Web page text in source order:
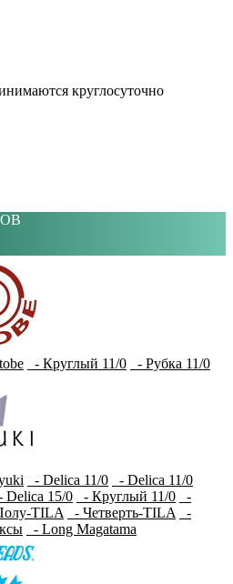
круглосуточно
- Круглый 11/0 - Рубка 11/0
- Delica 11/0
- Delica 11/0
Delica 15/0 - Круглый 11/0
-
TILA - Четверть-TILA
-
- Long Magatama